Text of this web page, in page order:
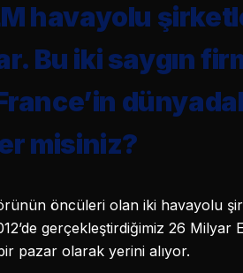
havayolu
Bu iki saygın
misiniz?
öncüleri olan iki havayolu
gerçekleştirdiğimiz 26 Milyar
pazar olarak yerini alıyor.